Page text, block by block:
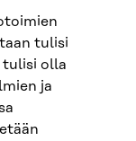
tulisi
tulisi olla
ja